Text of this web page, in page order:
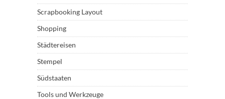
Scrapbooking Layout
Shopping
Städtereisen
Stempel
Südstaaten
Tools und Werkzeuge